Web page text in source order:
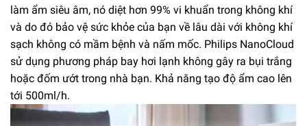
làm ẩm siêu âm, nó diệt hơn 99% vi khuẩn trong không khí
và do đó bảo vệ sức khỏe của bạn về lâu dài với không khí
sạch không có mầm bệnh và nấm mốc. Philips NanoCloud
sử dụng phương pháp bay hơi lạnh không gây ra bụi trắng
hoặc đốm ướt trong nhà bạn. Khả năng tạo độ ẩm cao lên
tới 500ml/h.